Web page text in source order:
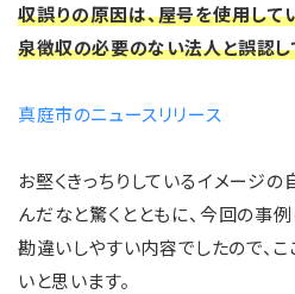
収誤りの原因は、屋号を使用して
泉徴収の必要のない法人と誤認
真庭市のニュースリリース
お堅くきっちりしているイメージ
んだなと驚くとともに、今回の事
勘違いしやすい内容でしたので、
いと思います。